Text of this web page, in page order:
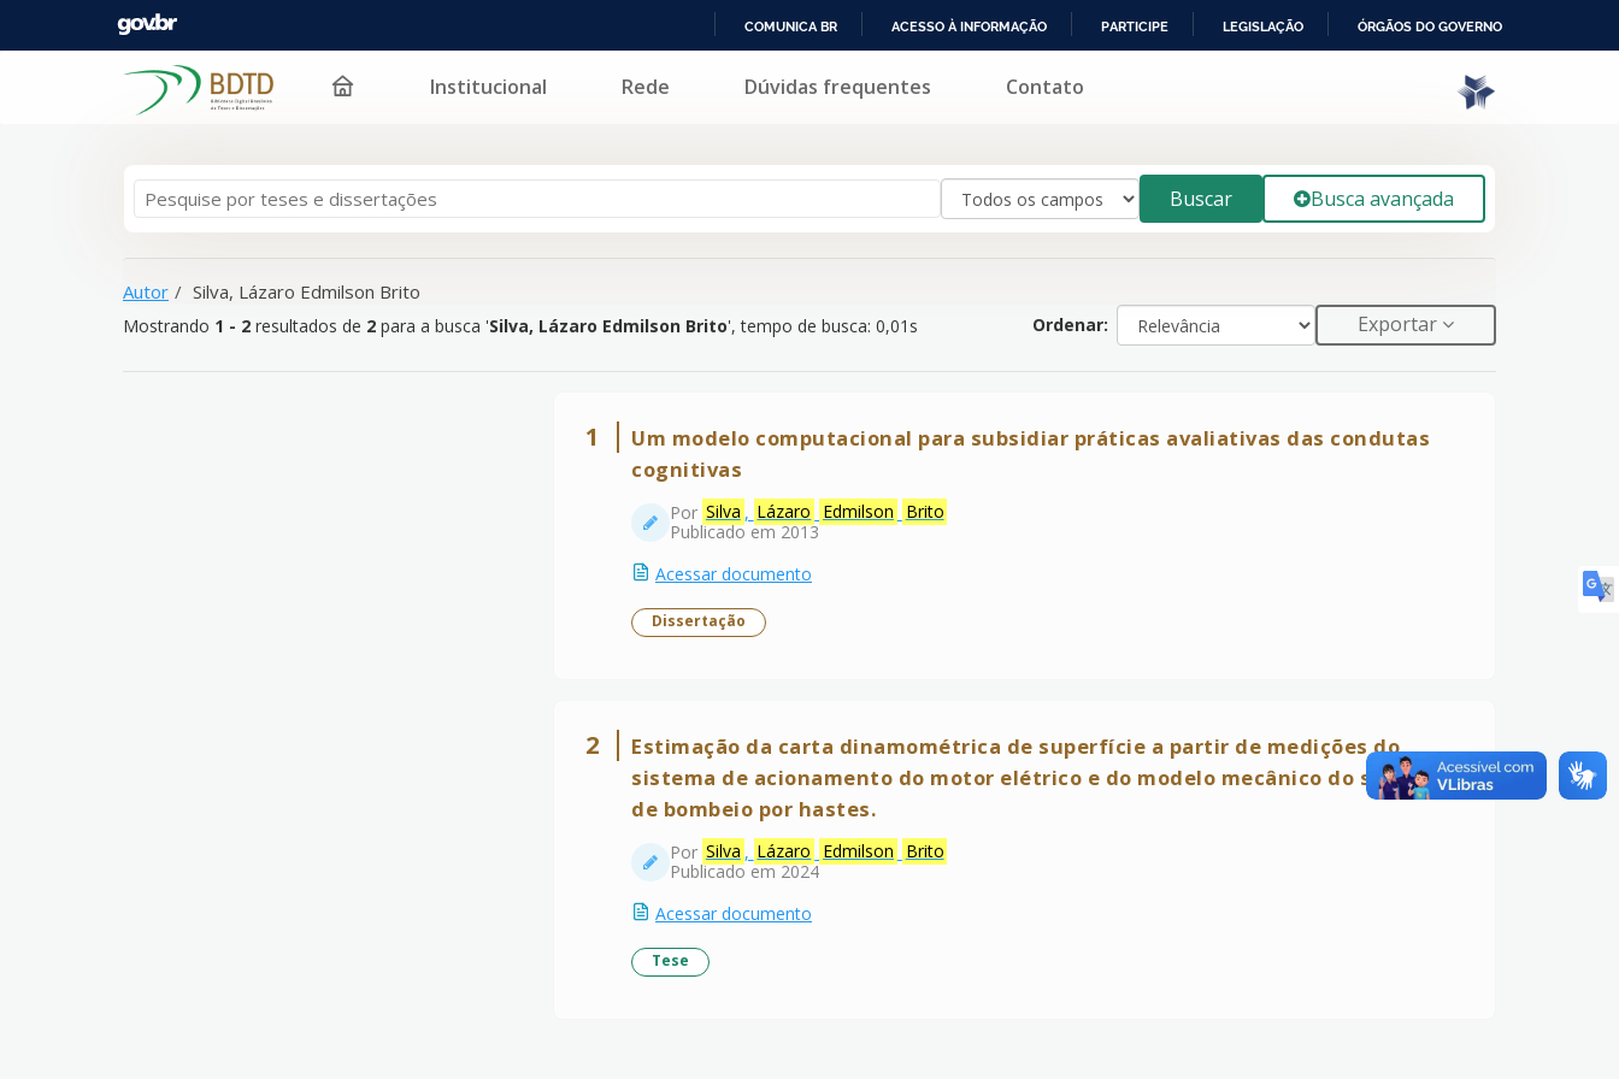
PARA
COMUNICA BR ACESSO À INFORMAÇÃO PARTICIPE LEGISLAÇÃO ÓRGÃOS DO GOVERNO
resultados de2para a busca ' Silva, Lázaro Edmilson Brito'
Pular para o conteúdo Institucional Rede Dúvidas frequentes Contato
Buscar Busca avançada
Autor Silva, Lázaro Edmilson Brito
Mostrando 1 - 2 resultados de 2 para a busca 'Silva, Lázaro Edmilson Brito', tempo de busca: 0,01s Ordenar: Exportar
1
Um modelo computacional para subsidiar práticas avaliativas das condutas
cognitivas
Por Silva , Lázaro Edmilson
Brito
Publicado em 2013
Acessar documento
Dissertação
2
Estimação da carta dinamométrica de superfície a partir de medições do
sistema de acionamento do motor elétrico e do modelo mecânico do sistema
de bombeio por hastes.
Por Silva , Lázaro Edmilson
Brito
Publicado em 2024
Acessar documento
Tese